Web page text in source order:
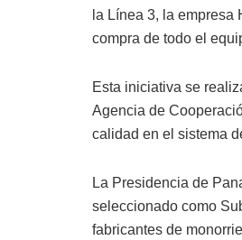
la Línea 3, la empresa
compra de todo el
Esta iniciativa se
Agencia de
calidad en el sistema
La Presidencia de
seleccionado como
fabricantes de